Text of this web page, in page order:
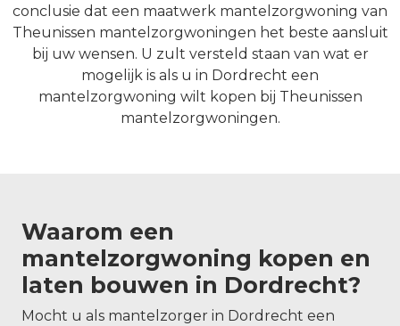
conclusie dat een maatwerk mantelzorgwoning van
Theunissen mantelzorgwoningen het beste aansluit
bij uw wensen. U zult versteld staan van wat er
mogelijk is als u in Dordrecht een
mantelzorgwoning wilt kopen bij Theunissen
mantelzorgwoningen.
Waarom een
mantelzorgwoning kopen en
laten bouwen in Dordrecht?
Mocht u als mantelzorger in Dordrecht een